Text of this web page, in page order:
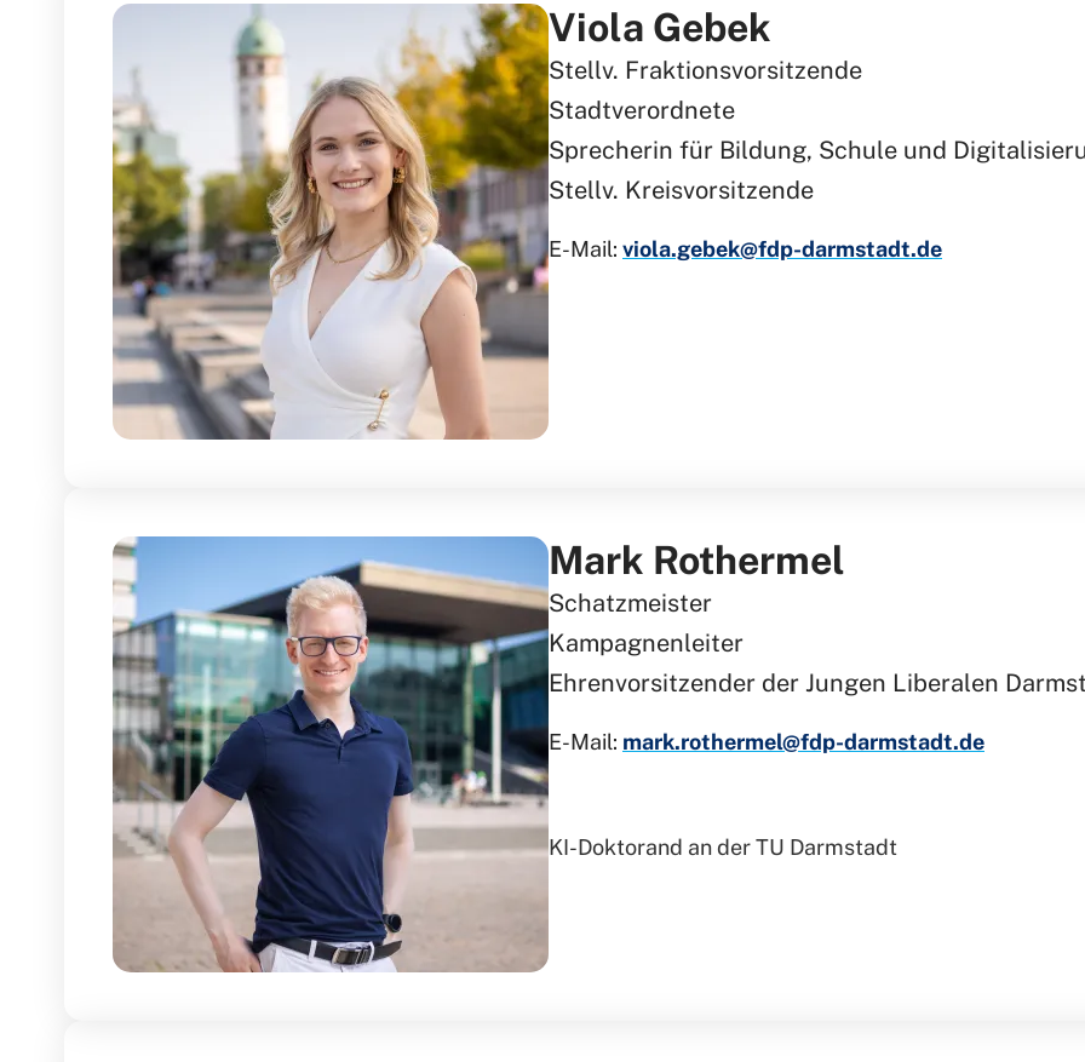
Viola Gebek
Stellv. Fraktionsvorsitzende
Stadtverordnete
Sprecherin für Bildung, Schule und
Stellv. Kreisvorsitzende
E-Mail: viola.gebek@fdp-darmstadt.de
Mark Rothermel
Schatzmeister
Kampagnenleiter
Ehrenvorsitzender der Jungen Liberalen
E-Mail: mark.rothermel@fdp-darmstadt.de
KI-Doktorand an der TU Darmstadt